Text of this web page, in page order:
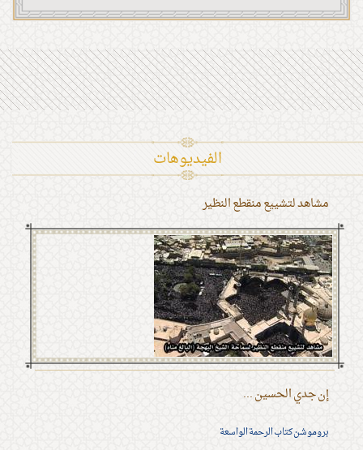
الفیدیوهات
مشاهد لتشييع منقطع النظير
إن جدي الحسين ...
بروموشن كتاب الرحمة الواسعة